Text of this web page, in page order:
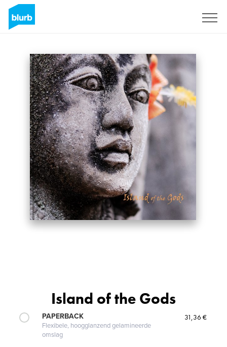
Island of the Gods
PAPERBACK
Flexibele, hoogglanzend gelamineerde
omslag
31,36 €